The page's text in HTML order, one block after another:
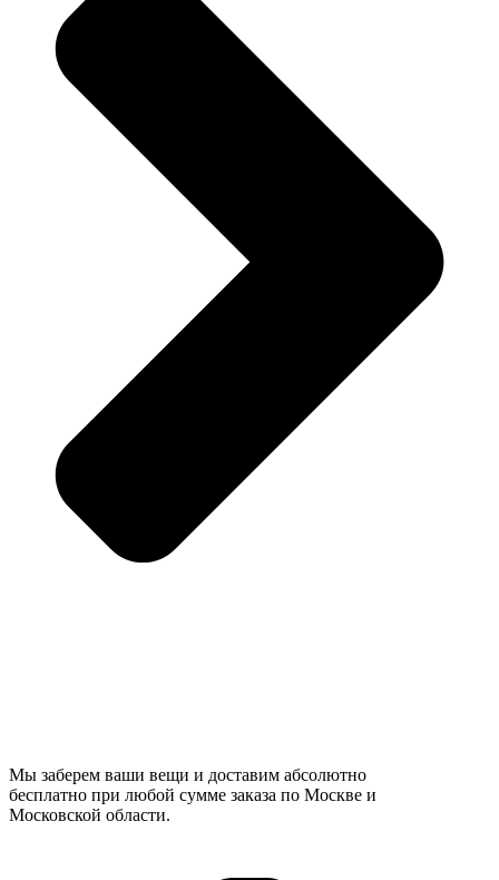
Мы заберем ваши вещи и доставим абсолютно
бесплатно при любой сумме заказа по Москве и
Московской области.